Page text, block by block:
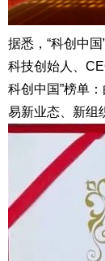
据悉，“科创中
科技创始人、
科创中国”榜单
易新业态、新组